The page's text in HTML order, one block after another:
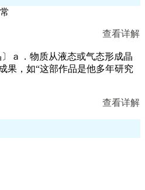
查看详解
ａ．物质从液态或气态形成晶
果，如“这部作品是他多年研究
查看详解